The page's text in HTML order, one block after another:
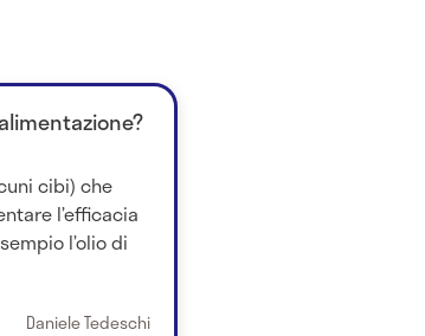
cibi) che
l’efficacia
l’olio di
Daniele Tedeschi